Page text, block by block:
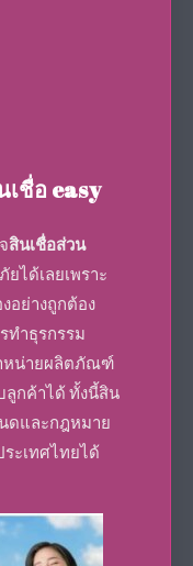
เชื่อ easy
สินเชื่อส่วน
ได้เลยเพราะ
อย่างถูกต้อง
ทำธุรกรรม
หน่ายผลิตภัณฑ์
ลูกค้าได้ ทั้งนี้สิน
ดและกฎหมาย
ะเทศไทยได้